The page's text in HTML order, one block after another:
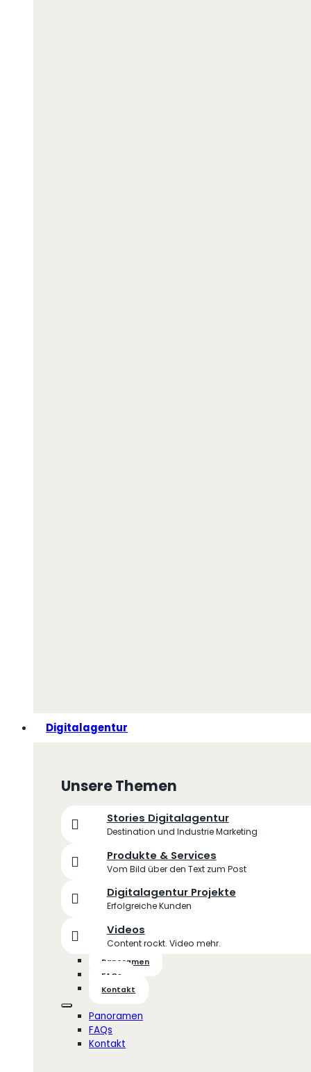
Digitalagentur
Unsere Themen
Stories Digitalagentur
Destination und Industrie Marketing
Produkte & Services
Vom Bild über den Text zum Post
Digitalagentur Projekte
Erfolgreiche Kunden
Videos
Content rockt. Video mehr.
Panoramen
FAQs
Kontakt
Panoramen
FAQs
Kontakt